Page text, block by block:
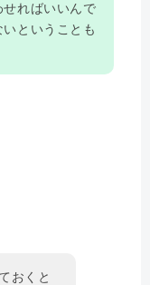
ればいいんで
ということも
おくと